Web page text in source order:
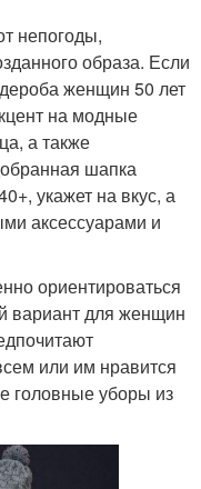
непогоды,
образа. Если
женщин 50 лет
на модные
а также
шапка
укажет на вкус, а
аксессуарами и
ориентироваться
вариант для женщин
или им нравится
головные уборы из